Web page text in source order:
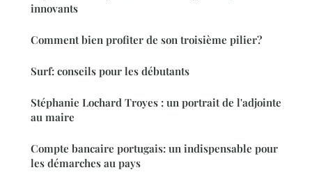
innovants
Comment bien profiter de son troisième pilier?
Surf: conseils pour les débutants
Stéphanie Lochard Troyes : un portrait de l'adjointe
au maire
Compte bancaire portugais: un indispensable pour
les démarches au pays